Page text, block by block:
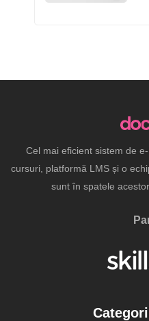
Cel mai eficient sistem de
cursuri, platformă LMS și o
sunt în spatele